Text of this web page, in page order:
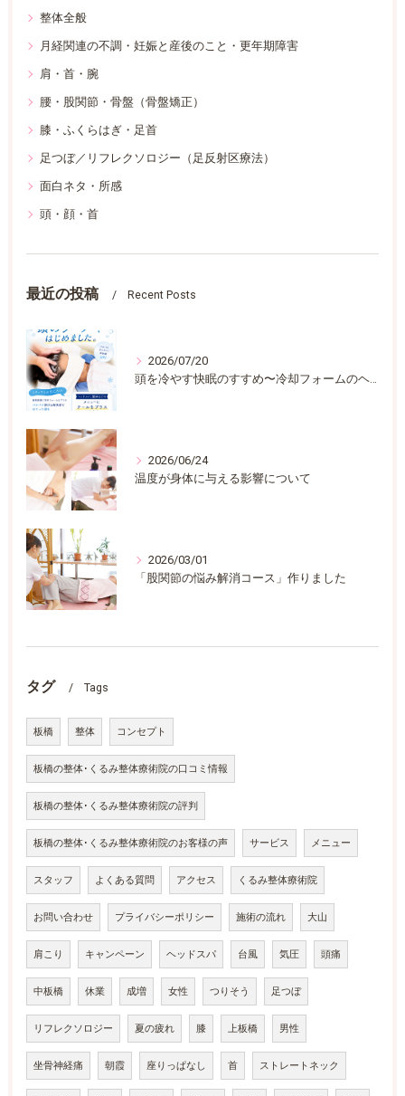
整体全般
月経関連の不調・妊娠と産後のこと・更年期障害
肩・首・腕
腰・股関節・骨盤（骨盤矯正）
膝・ふくらはぎ・足首
足つぼ／リフレクソロジー（足反射区療法）
面白ネタ・所感
頭・顔・首
最近の投稿 Recent Posts
2026/07/20
頭を冷やす快眠のすすめ〜冷却フォームのヘッドスパ
2026/06/24
温度が身体に与える影響について
2026/03/01
「股関節の悩み解消コース」作りました
タグ Tags
板橋 整体 コンセプト
板橋の整体･くるみ整体療術院の口コミ情報
板橋の整体･くるみ整体療術院の評判
板橋の整体･くるみ整体療術院のお客様の声 サービス メニュー
スタッフ よくある質問 アクセス くるみ整体療術院
お問い合わせ プライバシーポリシー 施術の流れ 大山
肩こり キャンペーン ヘッドスパ 台風 気圧 頭痛
中板橋 休業 成増 女性 つりそう 足つぼ
リフレクソロジー 夏の疲れ 膝 上板橋 男性
坐骨神経痛 朝霞 座りっぱなし 首 ストレートネック